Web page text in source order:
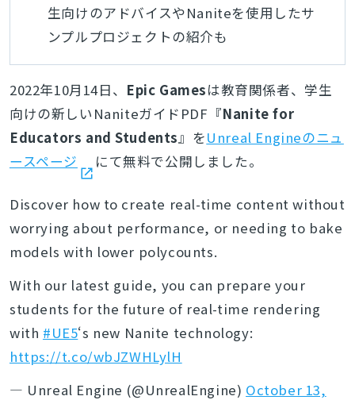
生向けのアドバイスやNaniteを使用したサ
ンプルプロジェクトの紹介も
2022年10月14日、 Epic Gamesは教育関係者、学生
向けの新しいNaniteガイドPDF『Nanite for
Educators and Students』をUnreal Engineのニュ
ースページ
にて無料で公開しました。
Discover how to create real-time content without
worrying about performance, or needing to bake
models with lower polycounts.
With our latest guide, you can prepare your
students for the future of real-time rendering
with #UE5‘s new Nanite technology:
https://t.co/wbJZWHLylH
— Unreal Engine (@UnrealEngine) October 13,